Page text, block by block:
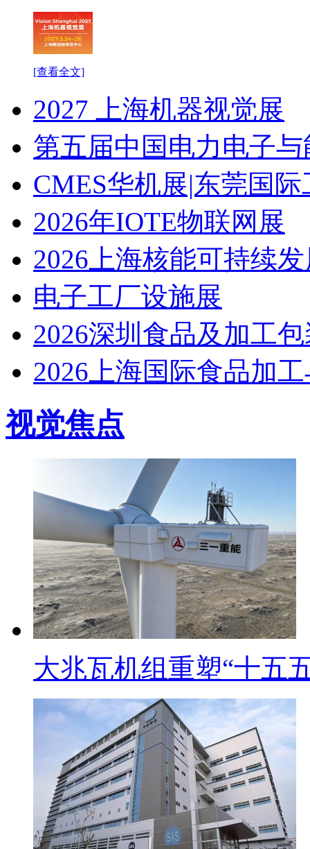
[查看全文]
2027 上海机器视觉展
第五届中国电力电子
CMES华机展|东莞国
2026年IOTE物联网展
2026上海核能可持续
电子工厂设施展
2026深圳食品及加工
2026上海国际食品加
视觉焦点
大兆瓦机组重塑“十五